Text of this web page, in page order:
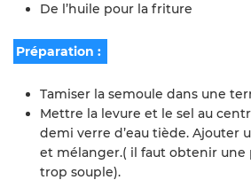
De l’huile pour la friture
Préparation :
Tamiser la semoule dans une
Mettre la levure et le sel au
demi verre d’eau tiède. Ajouter
et mélanger.( il faut obtenir
trop souple).